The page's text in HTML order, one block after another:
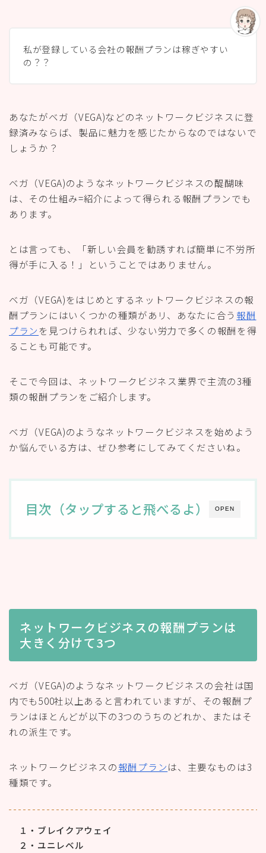
私が登録している会社の報酬プランは稼ぎやすい
の？？
あなたがベガ（VEGA)などのネットワークビジネスに登
録済みならば、製品に魅力を感じたからなのではないで
しょうか？
ベガ（VEGA)のようなネットワークビジネスの醍醐味
は、その仕組み=紹介によって得られる 報酬プランでも
あります。
とは言っても、「新しい会員を勧誘すれば簡単に不労所
得が手に入る！」ということではありません。
ベガ（VEGA)をはじめとするネットワークビジネスの報
酬プランにはいくつかの種類があリ、あなたに合う 報酬
プラン を見つけられれば、少ない労力で多くの報酬を得
ることも可能です。
そこで今回は、ネットワークビジネス業界で主流の3種
類の報酬プランをご紹介します。
ベガ（VEGA)のようなネットワークビジネスを始めよう
か悩んでいる方は、ぜひ参考にしてみてくださいね。
OPEN
目次（タップすると飛べるよ）
ネットワークビジネスの報酬プランは
大きく分けて3つ
ベガ（VEGA)のようなネットワークビジネスの会社は国
内でも500社以上あると言われていますが、その報酬プ
ランはほとんどが以下の3つのうちのどれか、またはそ
れの派生です。
ネットワークビジネスの報酬プランは、主要なものは3
種類です。
１・ブレイクアウェイ
２・ユニレベル